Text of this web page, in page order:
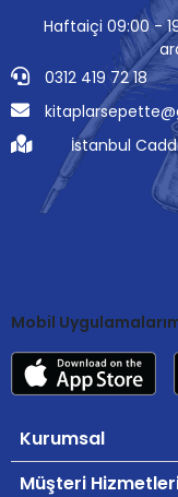
Haftaiçi 09:00 -
0312 419 72 18
İstanbul
Mobil
Kurumsal
Müşteri